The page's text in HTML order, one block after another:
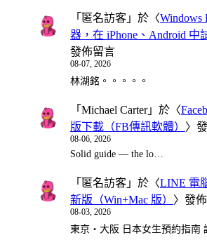
「 匿名訪客 」於〈Windows
器，在 iPhone、Android 中
發佈留言
08-07, 2026
林湖銘。。。。。
「 Michael Carter」於〈
版下載（FB傳訊軟體）
〉
08-06, 2026
Solid guide — the lo…
「 匿名訪客 」於〈LINE 電
新版（Win+Mac 版） 〉發
08-03, 2026
東京・大阪 日本女生預約指南